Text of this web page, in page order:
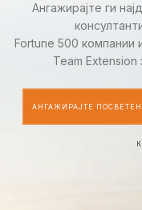
Ангажирајте ги
Fortune 500 компании
Team Extension
АНГАЖИРАЈТЕ